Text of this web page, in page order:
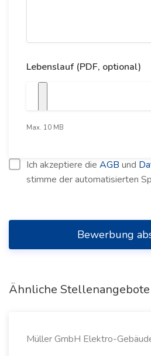
Lebenslauf (PDF, optional)
Max. 10 MB
Ich akzeptiere die AGB und
stimme der automatisierten
Bewerbung
Ähnliche Stellenangebote
Müller GmbH Elektro-